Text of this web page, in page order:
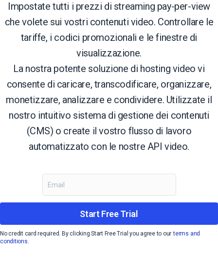
Impostate tutti i prezzi di streaming pay-per-view
che volete sui vostri contenuti video. Controllare le
tariffe, i codici promozionali e le finestre di
visualizzazione.
La nostra potente soluzione di hosting video vi
consente di caricare, transcodificare, organizzare,
monetizzare, analizzare e condividere. Utilizzate il
nostro intuitivo sistema di gestione dei contenuti
(CMS) o create il vostro flusso di lavoro
automatizzato con le nostre API video.
Start Free Trial
No credit card required. By clicking Start Free Trial you agree to our terms and
conditions.